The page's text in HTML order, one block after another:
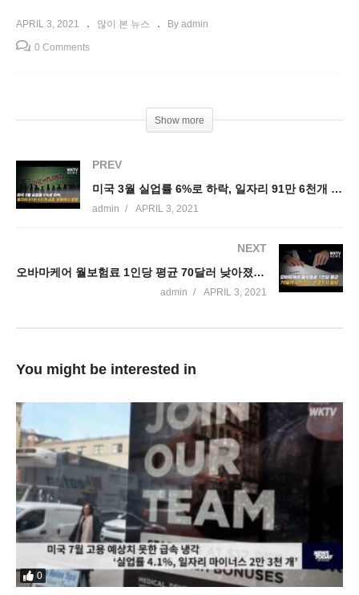
APRIL 3, 2021 많이 본 뉴스 By admin
0 Comments
Show more
PREV
미국 3월 실업률 6%로 하락, 일자리 91만 6천개 급증 ‘훈풍에서 열풍’
admin APRIL 3, 2021
NEXT
오바마케어 월보험료 1인당 평균 70달러 낮아졌다 ‘변경조치 필요’
admin APRIL 3, 2021
You might be interested in
0